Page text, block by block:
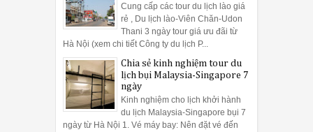
Cung cấp các tour du lịch lào giá
rẻ , Du lịch lào-Viên Chăn-Udon
Thani 3 ngày tour giá ưu đãi từ
Hà Nội (xem chi tiết Công ty du lịch P...
Chia sẻ kinh nghiệm tour du
lịch bụi Malaysia-Singapore 7
ngày
Kinh nghiệm cho lịch khởi hành
du lịch Malaysia-Singapore bụi 7
ngày từ Hà Nội 1. Vé máy bay: Nên đặt vé đến